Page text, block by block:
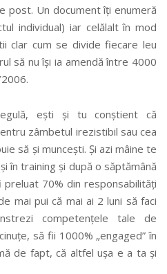
post. Un document îți enumeră
individual) iar celălalt în mod
clar cum se divide fiecare leu
să nu își ia amendă între 4000
ești și tu conștient că
zâmbetul irezistibil sau cea
să și muncești. Și azi mâine te
în training și după o săptămână
70% din responsabilități
mai pui că mai ai 2 luni să faci
competențele tale de
să fii 1000% „engaged” în
de fapt, că altfel ușa e a ta și